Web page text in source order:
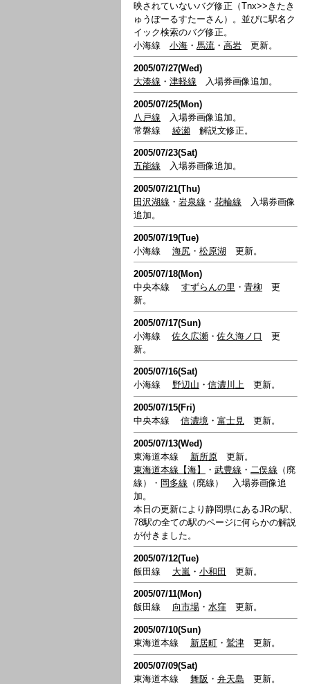
映されていないバグ修正（Tnx>>きたき
ゅうぽーるすたーさん）。並びに駅名ク
イック検索のバグ修正。
小海線 小海 ・ 馬流 ・ 高岩 更新。
2005/07/27(Wed)
大湊線 ・ 津軽線 入場券画像追加。
2005/07/25(Mon)
八戸線 入場券画像追加。
常磐線 綾瀬 解説文修正。
2005/07/23(Sat)
五能線 入場券画像追加。
2005/07/21(Thu)
田沢湖線 ・ 岩泉線 ・ 花輪線 入場券画像
追加。
2005/07/19(Tue)
小海線 海尻 ・ 松原湖 更新。
2005/07/18(Mon)
中央本線 すずらんの里 ・ 青柳 更
新。
2005/07/17(Sun)
小海線佐久広瀬 ・佐久海ノ口
更
新。
2005/07/16(Sat)
小海線 野辺山 ・信濃川上 更新。
2005/07/15(Fri)
中央本線信濃境 ・ 富士見 更新。
2005/07/13(Wed)
東海道本線 新所原 更新。
東海道本線【海】
・ 武豊線 ・ 二俣線 （廃
線）・ 岡多線 （廃線） 入場券画像追
加。
本日の更新により静岡県にあるJRの駅、
78駅の全ての駅のページに何らかの解説
が付きました。
2005/07/12(Tue)
飯田線 大嵐 ・ 小和田 更新。
2005/07/11(Mon)
飯田線 向市場 ・ 水窪 更新。
2005/07/10(Sun)
東海道本線 新居町 ・ 鷲津 更新。
2005/07/09(Sat)
東海道本線 舞阪 ・ 弁天島 更新。